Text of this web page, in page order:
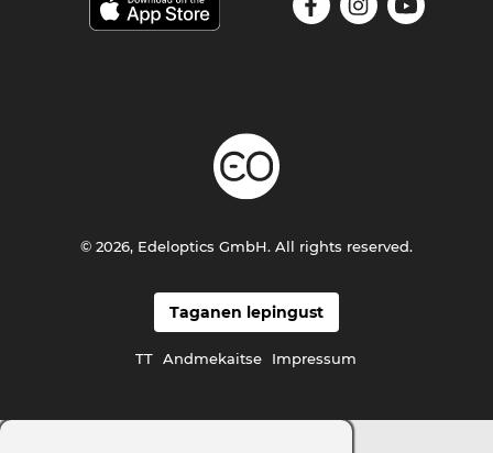
Taganen lepingust
TT Andmekaitse Impressum
© 2026, Edeloptics GmbH. All rights reserved.